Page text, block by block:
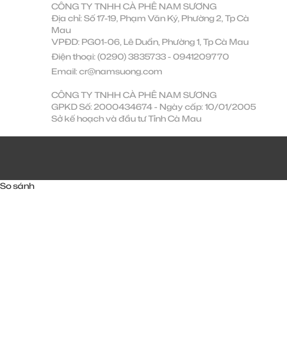
CÔNG TY TNHH CÀ PHÊ NAM SƯƠNG
Địa chỉ: Số 17-19, Phạm Văn Ký, Phường 2, Tp Cà
Mau
VPĐD: PG01-06, Lê Duẩn, Phường 1, Tp Cà Mau
Điện thoại: (0290) 3835733- 0941209770
Email: cr@namsuong.com
CÔNG TY TNHH CÀ PHÊ NAM SƯƠNG
GPKD Số: 2000434674 - Ngày cấp: 10/01/2005
Sở kế hoạch và đầu tư Tỉnh Cà Mau
So sánh